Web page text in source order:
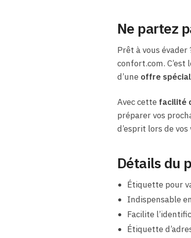
Ne partez
Prêt à vous évader
confort.com.
d’une offre
Avec cette facilité
préparer vos
d’esprit lors de vos
Détails du
Étiquette pour
Indispensable
Facilite
Étiquette